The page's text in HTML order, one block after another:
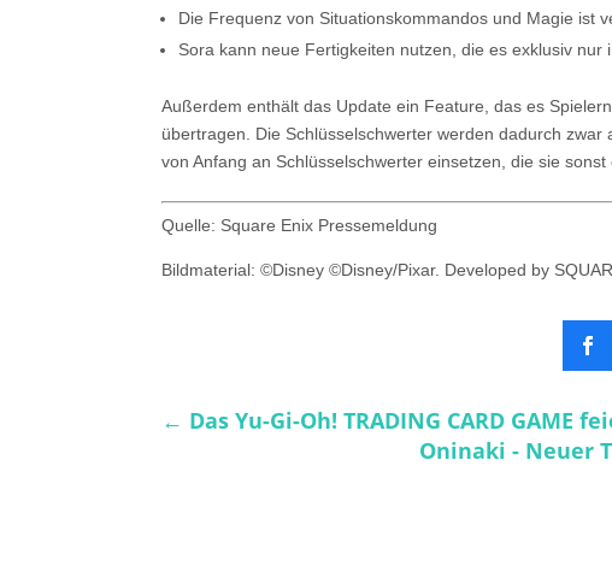
Die Frequenz von Situationskommandos und Magie ist
Sora kann neue Fertigkeiten nutzen, die es exklusiv nur
Außerdem enthält das Update ein Feature, das es
übertragen. Die Schlüsselschwerter werden dadurch
von Anfang an Schlüsselschwerter einsetzen, die sie
Quelle: Square Enix Pressemeldung
Bildmaterial: ©Disney ©Disney/Pixar. Developed by
← Das Yu-Gi-Oh! TRADING CARD
Oninaki - Neuer